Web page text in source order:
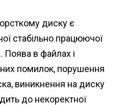
диску є
стабільно працюючої
в файлах і
помилок, порушення
виникнення на диску
до некоректної